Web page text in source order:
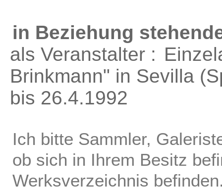
in Beziehung
als Veranstalter :
Brinkmann" in Sevilla
bis 26.4.1992
Ich bitte Sammler,
ob sich in Ihrem Besitz
Werksverzeichnis